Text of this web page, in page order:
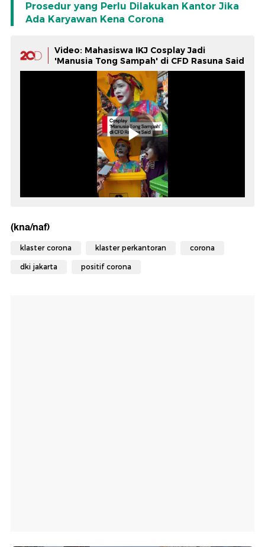
Prosedur yang Perlu Dilakukan Kantor Jika
Ada Karyawan Kena Corona
Video: Mahasiswa IKJ Cosplay Jadi
'Manusia Tong Sampah' di CFD Rasuna Said
(kna/naf)
klaster corona klaster perkantoran corona
dki jakarta positif corona